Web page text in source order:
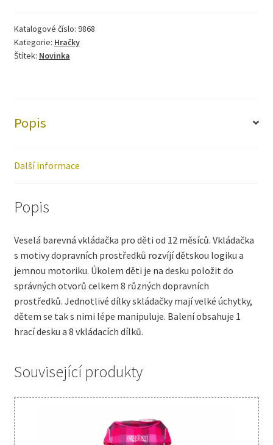
Katalogové číslo: 9868
Kategorie: Hračky
Štítek: Novinka
Popis
Další informace
Popis
Veselá barevná vkládačka pro děti od 12 měsíců. Vkládačka
s motivy dopravních prostředků rozvíjí dětskou logiku a
jemnou motoriku. Úkolem děti je na desku položit do
správných otvorů celkem 8 různých dopravních
prostředků. Jednotlivé dílky skládačky mají velké úchytky,
dětem se tak s nimi lépe manipuluje. Balení obsahuje 1
hrací desku a 8 vkládacích dílků.
Související produkty